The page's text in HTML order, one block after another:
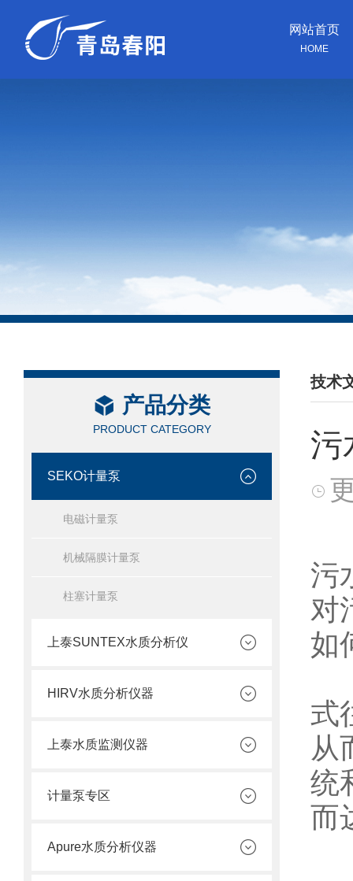
网站首页
HOME
产品分类
PRODUCT CATEGORY
SEKO计量泵
电磁计量泵
机械隔膜计量泵
柱塞计量泵
上泰SUNTEX水质分析仪
HIRV水质分析仪器
上泰水质监测仪器
计量泵专区
Apure水质分析仪器
技术
/
污
污
对
如
式
从
统
而